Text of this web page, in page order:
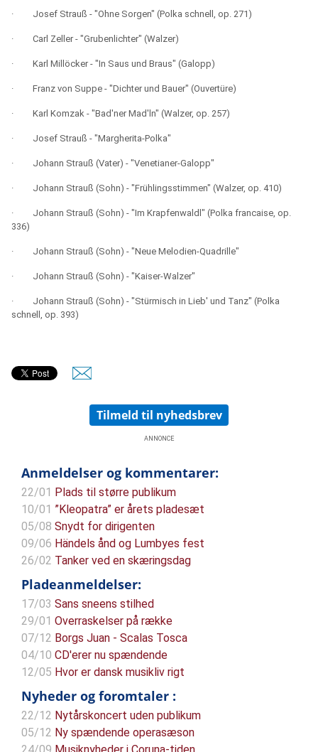
· Josef Strauß - "Ohne Sorgen" (Polka schnell, op. 271)
· Carl Zeller - "Grubenlichter" (Walzer)
· Karl Millöcker - "In Saus und Braus" (Galopp)
· Franz von Suppe - "Dichter und Bauer" (Ouvertüre)
· Karl Komzak - "Bad'ner Mad'ln" (Walzer, op. 257)
· Josef Strauß - "Margherita-Polka"
· Johann Strauß (Vater) - "Venetianer-Galopp"
· Johann Strauß (Sohn) - "Frühlingsstimmen" (Walzer, op. 410)
·
Johann Strauß (Sohn) - "Im Krapfenwaldl" (Polka francaise, op.
336)
· Johann Strauß (Sohn) - "Neue Melodien-Quadrille"
· Johann Strauß (Sohn) - "Kaiser-Walzer"
·
Johann Strauß (Sohn) - "Stürmisch in Lieb' und Tanz" (Polka
schnell, op. 393)
Tilmeld til nyhedsbrev
ANNONCE
Anmeldelser og kommentarer:
22/01 Plads til større publikum
10/01 ”Kleopatra” er årets pladesæt
05/08 Snydt for dirigenten
09/06 Händels ånd og Lumbyes fest
26/02 Tanker ved en skæringsdag
Pladeanmeldelser:
17/03 Sans sneens stilhed
29/01 Overraskelser på række
07/12 Borgs Juan - Scalas Tosca
04/10 CD'erer nu spændende
12/05 Hvor er dansk musikliv rigt
Nyheder og foromtaler :
22/12 Nytårskoncert uden publikum
05/12 Ny spændende operasæson